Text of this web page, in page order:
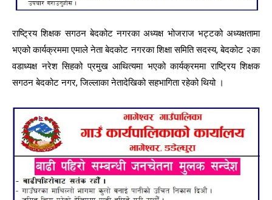
राष्ट्रिय शिक्षक सगठन बेदकोट नगरका अध्यक्ष भोजराज भट्टको अध्यक्षतामा
भएको कार्यक्रममा एमाले नेता बेदकोट नगरका शिक्षा समिति सदस्य, बेदकोट २का
वडाध्यक्ष नरेश सिहको प्रमुख आथित्यमा भएको कार्यक्रममा राष्ट्रिय शिक्षक
सगठन बेदकोट नगर, जिल्लाका नेतादेखिको सहभागिता रहेको थियो ।